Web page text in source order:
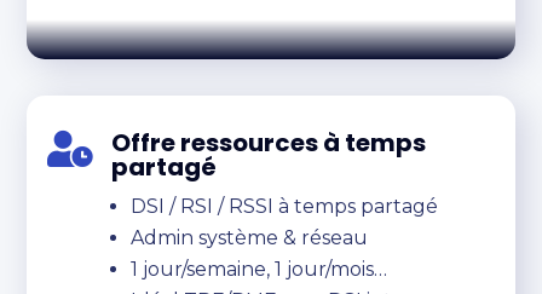
 Offre ressources à temps
partagé
DSI / RSI / RSSI à temps partagé
Admin système & réseau
1 jour/semaine, 1 jour/mois…